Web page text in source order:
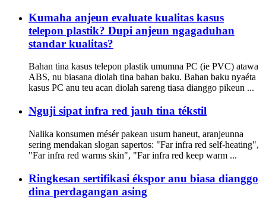
Kumaha anjeun evaluate kualitas kasus
telepon plastik? Dupi anjeun ngagaduhan
standar kualitas?
Bahan tina kasus telepon plastik umumna PC (ie PVC) atawa
ABS, nu biasana diolah tina bahan baku. Bahan baku nyaéta
kasus PC anu teu acan diolah sareng tiasa dianggo pikeun ...
Nguji sipat infra red jauh tina tékstil
Nalika konsumen mésér pakean usum haneut, aranjeunna
sering mendakan slogan sapertos: "Far infra red self-heating",
"Far infra red warms skin", "Far infra red keep warm ...
Ringkesan sertifikasi ékspor anu biasa dianggo
dina perdagangan asing